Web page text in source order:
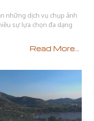
những dịch vụ chụp ảnh
sự lựa chọn đa dạng
Read More...